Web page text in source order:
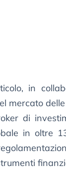
in
mercato
di
in oltre